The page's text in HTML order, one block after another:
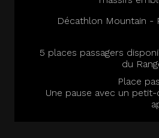
Décathlon Mountain -
5 places passagers
du
Place
Une pause avec un